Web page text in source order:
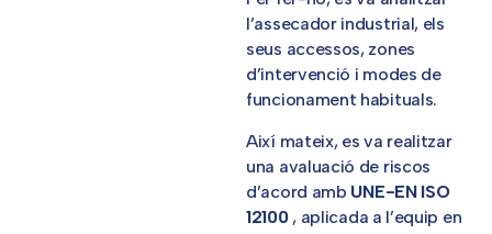
l’assecador industrial, els
seus accessos, zones
d’intervenció i modes de
funcionament habituals.
Així mateix, es va realitzar
una avaluació de riscos
d’acord amb UNE-EN ISO
12100, aplicada a l’equip en